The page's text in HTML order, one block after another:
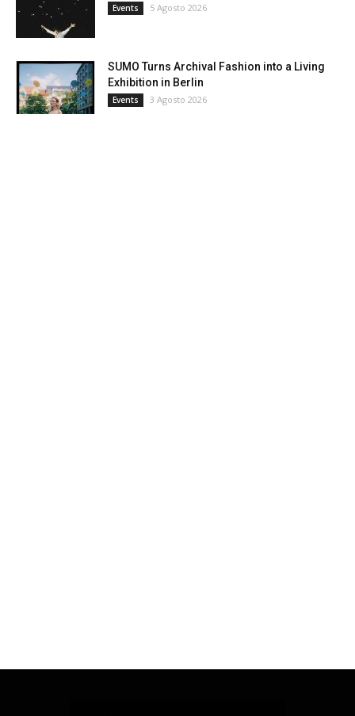
Events 5 Agosto 2026
SUMO Turns Archival Fashion into a Living
Exhibition in Berlin
Events 3 Agosto 2026